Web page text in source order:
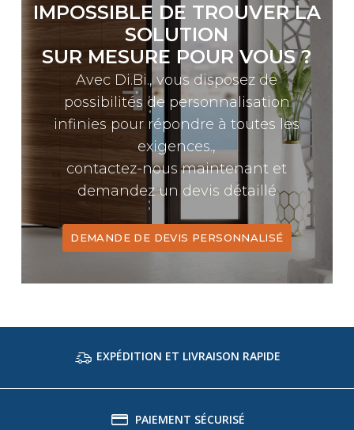
IMPOSSIBLE DE TROUVER LA
SOLUTION
SUR MESURE POUR VOUS ?
Avec Di.Bi., vous disposez de
possibilités de personnalisation
infinies pour répondre à toutes les
exigences.,
contactez-nous maintenant et
demandez un devis détaillé
DEMANDE DE DEVIS PERSONNALISÉ
EXPÉDITION ET LIVRAISON RAPIDE
PAIEMENT SÉCURISÉ